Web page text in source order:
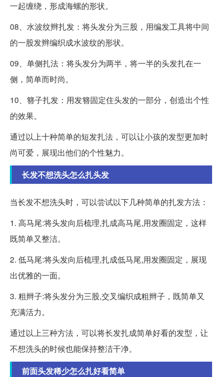
一起缠绕，形成海螺的形状。
08、水波纹辫扎发：将头发分为三股，用编发工具将中间
的一股发辫编织成水波纹的形状。
09、单侧扎法：将头发分为两半，将一半的头发扎在一
侧，简单而时尚。
10、簪子扎发：用发簪固定住头发的一部分，创造出个性
的效果。
通过以上十种简单的短发扎法，可以让小孩的发型更加时
尚可爱，展现出他们的个性魅力。
长发不想洗头怎么扎头发
当长发不想洗头时，可以尝试以下几种简单的扎发方法：
1. 高马尾:将头发向后梳理,扎成高马尾,用发圈固定，这样
既简单又整洁。
2. 低马尾:将头发向后梳理,扎成低马尾,用发圈固定，展现
出优雅的一面。
3. 粗辫子:将头发分为三股,交叉编织成粗辫子，既简单又
充满活力。
通过以上三种方法，可以将长发扎成简单好看的发型，让
不想洗头的时候也能保持整洁干净。
前面头发稀少怎么扎好看简单